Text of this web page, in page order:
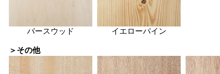
バースウッド イエローパイン
＞その他